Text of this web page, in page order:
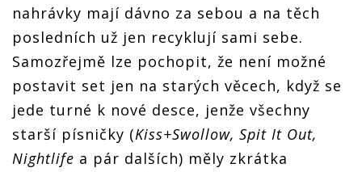
nahrávky mají dávno za sebou a na těch
posledních už jen recyklují sami sebe.
Samozřejmě lze pochopit, že není možné
postavit set jen na starých věcech, když se
jede turné k nové desce, jenže všechny
starší písničky (Kiss+Swollow, Spit It Out,
Nightlife a pár dalších) měly zkrátka